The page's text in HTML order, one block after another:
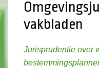
vakbladen
Jurisprudentie over